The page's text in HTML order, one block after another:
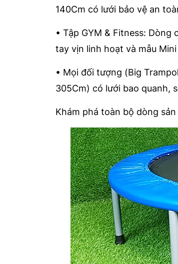
140Cm có lưới bảo vệ an
• Tập GYM & Fitness:
tay vịn linh hoạt và mẫu
• Mọi đối tượng (Big
305Cm) có lưới bao quanh,
Khám phá toàn bộ dòng